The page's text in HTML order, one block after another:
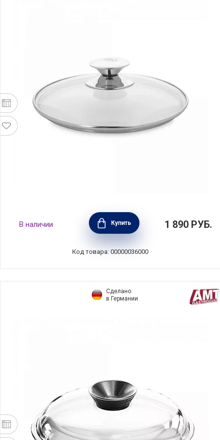
Крышка стеклянная Galant 20 см, ELO,
Германия, 73020
В наличии Купить 1 890 РУБ.
Код товара: 00000036000
Сделано
в Германии